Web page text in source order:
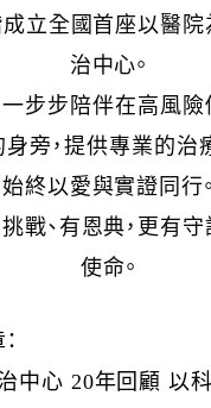
成立全國首座以醫
治中心。
一步步陪伴在高風險
旁，提供專業的治
始終以愛與實證同行。
戰、有恩典，更有
使命。
中心 20年回顧 以